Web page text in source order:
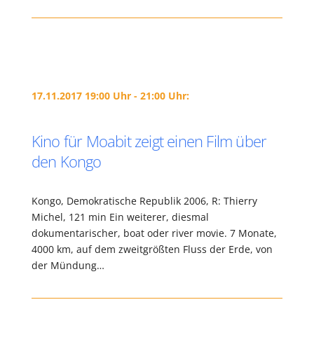
17.11.2017 19:00 Uhr - 21:00 Uhr:
Kino für Moabit zeigt einen Film über
den Kongo
Kongo, Demokratische Republik 2006, R: Thierry
Michel, 121 min Ein weiterer, diesmal
dokumentarischer, boat oder river movie. 7 Monate,
4000 km, auf dem zweitgrößten Fluss der Erde, von
der Mündung…